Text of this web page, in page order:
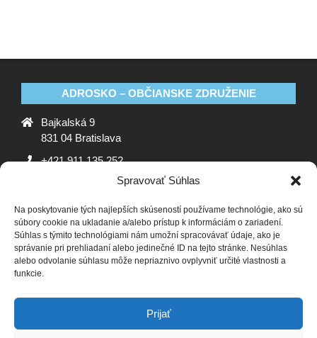
Spravovať Súhlas
Na poskytovanie tých najlepších skúseností používame technológie, ako sú
súbory cookie na ukladanie a/alebo prístup k informáciám o zariadení.
Súhlas s týmito technológiami nám umožní spracovávať údaje, ako je
správanie pri prehliadaní alebo jedinečné ID na tejto stránke. Nesúhlas
alebo odvolanie súhlasu môže nepriaznivo ovplyvniť určité vlastnosti a
funkcie.
Prijať
ADROSKO – OBČIANSKE ZDRUŽENIE
Bajkalská 9
831 04 Bratislava
+421 911 135 252
ADROSKO
Stanovy OZ Ochrana osobných údajov
Zásady
používania súborov cookie (EÚ)
Vyhlásenie o ochrane
osobných údajov (EU)
SLEDUJTE NÁS